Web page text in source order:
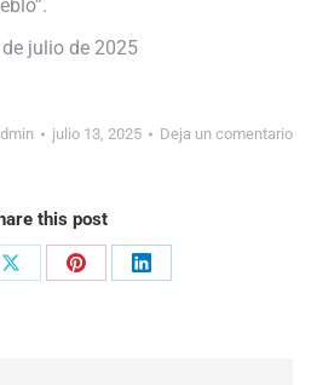
julio de 2025
julio 13, 2025 Deja un comentario
this post
Share
Share
Share